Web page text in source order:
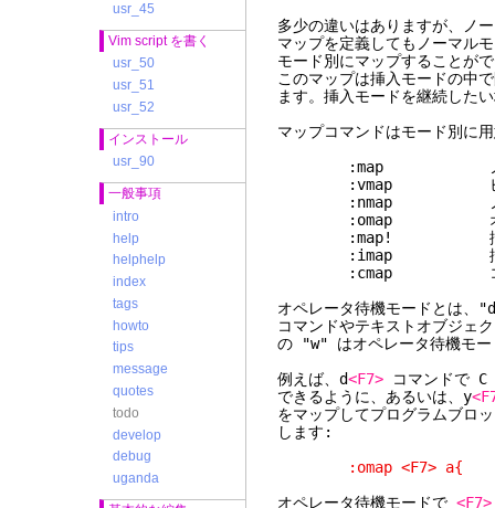
usr_45
Vim script を書く
usr_50
usr_51
usr_52
インストール
usr_90
一般事項
intro
help
helphelp
index
tags
howto
tips
message
quotes
todo
develop
debug
uganda
多少の違いはありますが、ノ
マップを定義してもノーマル
モード別にマップすることが
このマップは挿入モードの中
ます。挿入モードを継続した
マップコマンドはモード別に
:map ノーマルモード
:vmap ビジュ
:nmap ノーマ
:omap オペレー
:map! 挿入モード
:imap 挿入
:cmap コマン
オペレータ待機モードとは
コマンドやテキストオブジェ
の "w" はオペレータ待機モー
例えば、d<F7> コマンドで
できるように、あるいは、y
をマップしてプログラムブロ
します:
:omap <F7> a{
オペレータ待機モードで <F7>